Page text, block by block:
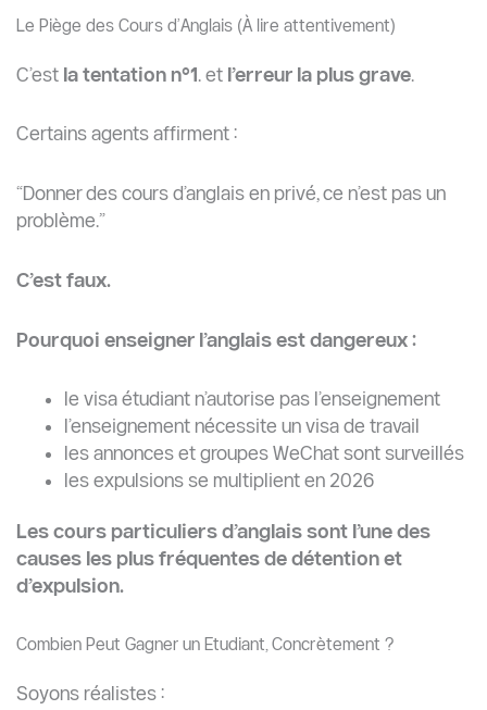
Le Piège des Cours d’Anglais (À lire attentivement)
C’est la tentation n°1 … et l’erreur la plus grave
Certains agents affirment :
“Donner des cours d’anglais en privé, ce n’est pas un
problème.”
C’est faux.
Pourquoi enseigner l’anglais est dangereux :
le visa étudiant n’autorise pas l’enseignement
l’enseignement nécessite un visa de travail
les annonces et groupes WeChat sont surveillés
les expulsions se multiplient en 2026
Les cours particuliers d’anglais sont l’une des
causes les plus fréquentes de détention et
d’expulsion.
Combien Peut Gagner un Etudiant, Concrètement ?
Soyons réalistes :